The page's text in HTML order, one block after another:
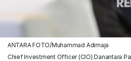
ANTARA FOTO/Muhammad Adimaja
Chief Investment Officer (CIO) Danantara